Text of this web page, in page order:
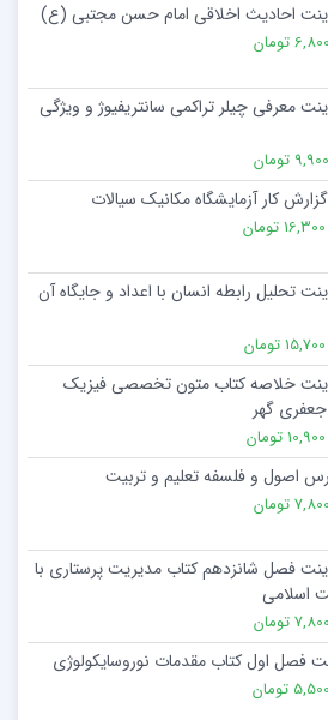
احادیث اخلاقی امام حسن مجتبی (ع)
6,800 تومان
معرفی چیلر تراکمی سانتریفیوژ و ویژگی
9,900 تومان
کار آزمایشگاه مکانیک سیالات
16,300 تومان
تحلیل رابطه انسان با اعداد و جایگاه آن
15,700 تومان
خلاصه کتاب متون تخصصی فیزیک
گهر
10,900 تومان
اصول و فلسفه تعلیم و تربیت
7,800 تومان
فصل شانزدهم کتاب مدیریت پرستاری با
اسلامی
7,800 تومان
فصل اول کتاب مقدمات نوروسایکولوژی
5,500 تومان